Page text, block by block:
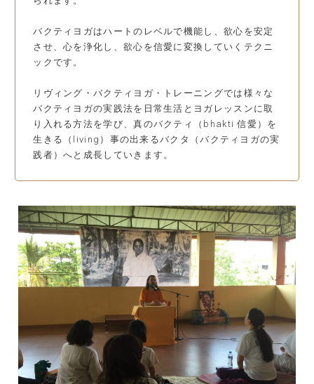
バクティヨガはハートのレベルで機能し、欲心を安定
させ、心を浄化し、欲心を信愛に変換していくテクニ
ックです。
リヴィング・バクティヨガ・トレーニングでは様々な
バクティヨガの実践法を日常生活とヨガレッスンに取
り入れる方法を学び、真のバクティ（bhakti 信愛）を
生きる（living）事の出来るバクタ（バクティヨガの実
践者）へと成長していきます。